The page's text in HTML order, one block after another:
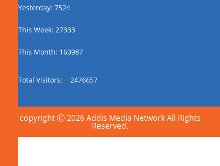
Yesterday: 7524
This Week: 27333
This Month: 160987
Total Visitors: 2476657
copyright Ⓒ 2026 Addis Media Network All Rights
Reserved.